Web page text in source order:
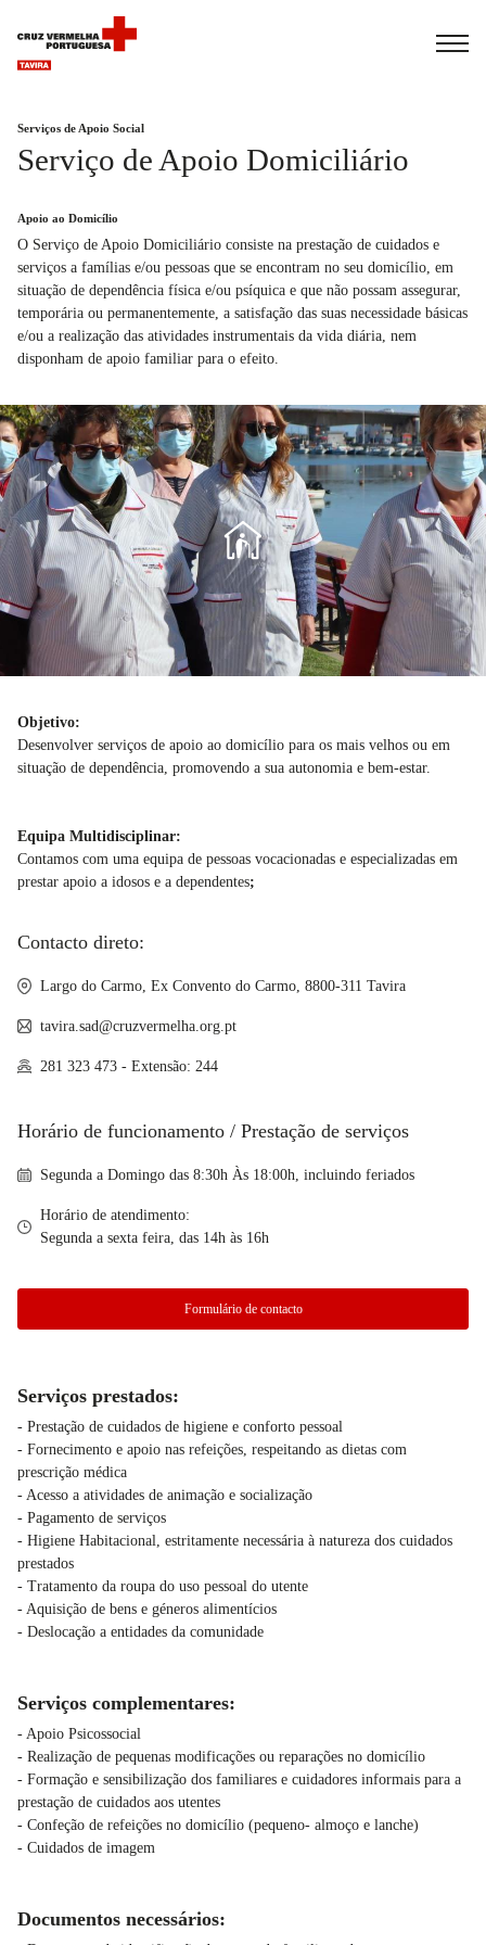
Serviços de Apoio Social
Serviço de Apoio Domiciliário
Apoio ao Domicílio
O Serviço de Apoio Domiciliário consiste na prestação de cuidados e
serviços a famílias e/ou pessoas que se encontram no seu domicílio, em
situação de dependência física e/ou psíquica e que não possam assegurar,
temporária ou permanentemente, a satisfação das suas necessidade básicas
e/ou a realização das atividades instrumentais da vida diária, nem
disponham de apoio familiar para o efeito.
Objetivo:
Desenvolver serviços de apoio ao domicílio para os mais velhos ou em
situação de dependência, promovendo a sua autonomia e bem-estar.
Equipa Multidisciplinar:
Contamos com uma equipa de pessoas vocacionadas e especializadas em
prestar apoio a idosos e a dependentes;
Contacto direto:
Largo do Carmo, Ex Convento do Carmo, 8800-311 Tavira
tavira.sad@cruzvermelha.org.pt
281 323 473 - Extensão: 244
Horário de funcionamento / Prestação de serviços
Segunda a Domingo das 8:30h Às 18:00h, incluindo feriados
Horário de atendimento:
Segunda a sexta feira, das 14h às 16h
Formulário de contacto
Serviços prestados:
- Prestação de cuidados de higiene e conforto pessoal
- Fornecimento e apoio nas refeições, respeitando as dietas com
prescrição médica
- Acesso a atividades de animação e socialização
- Pagamento de serviços
- Higiene Habitacional, estritamente necessária à natureza dos cuidados
prestados
- Tratamento da roupa do uso pessoal do utente
- Aquisição de bens e géneros alimentícios
- Deslocação a entidades da comunidade
Serviços complementares:
- Apoio Psicossocial
- Realização de pequenas modificações ou reparações no domicílio
- Formação e sensibilização dos familiares e cuidadores informais para a
prestação de cuidados aos utentes
- Confeção de refeições no domicílio (pequeno- almoço e lanche)
- Cuidados de imagem
Documentos necessários: